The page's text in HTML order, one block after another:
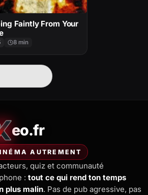
Faintly From Your
8 min
eo.fr
AUTREMENT
quiz et communauté
: tout ce qui rend ton temps
plus malin. Pas de pub agressive, pas